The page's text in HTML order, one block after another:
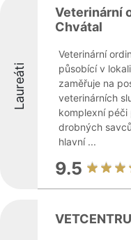
Laureáti
Veterinární
Chvátal
Veterinární
působící v
zaměřuje na
veterinárních
komplexní
drobných
hlavní ...
9.5